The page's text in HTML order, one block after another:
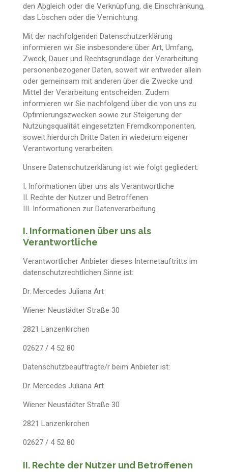
den Abgleich oder die Verknüpfung, die Einschränkung,
das Löschen oder die Vernichtung.
Mit der nachfolgenden Datenschutzerklärung
informieren wir Sie insbesondere über Art, Umfang,
Zweck, Dauer und Rechtsgrundlage der Verarbeitung
personenbezogener Daten, soweit wir entweder allein
oder gemeinsam mit anderen über die Zwecke und
Mittel der Verarbeitung entscheiden. Zudem
informieren wir Sie nachfolgend über die von uns zu
Optimierungszwecken sowie zur Steigerung der
Nutzungsqualität eingesetzten Fremdkomponenten,
soweit hierdurch Dritte Daten in wiederum eigener
Verantwortung verarbeiten.
Unsere Datenschutzerklärung ist wie folgt gegliedert:
I. Informationen über uns als Verantwortliche
II. Rechte der Nutzer und Betroffenen
III. Informationen zur Datenverarbeitung
I. Informationen über uns als
Verantwortliche
Verantwortlicher Anbieter dieses Internetauftritts im
datenschutzrechtlichen Sinne ist:
Dr. Mercedes Juliana Art
Wiener Neustädter Straße 30
2821 Lanzenkirchen
02627 / 4 52 80
Datenschutzbeauftragte/r beim Anbieter ist:
Dr. Mercedes Juliana Art
Wiener Neustädter Straße 30
2821 Lanzenkirchen
02627 / 4 52 80
II. Rechte der Nutzer und Betroffenen